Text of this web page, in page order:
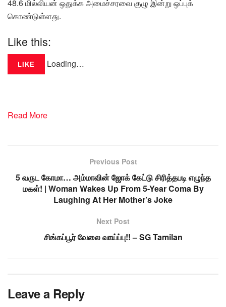
48.6 மில்லியன் ஒதுக்க அமைச்சரவை குழு இன்று ஒப்புக்
கொண்டுள்ளது.
Like this:
LIKE Loading…
Read More
Previous Post
5 வருட கோமா… அம்மாவின் ஜோக் கேட்டு சிரித்தபடி எழுந்த
மகள்! | Woman Wakes Up From 5-Year Coma By
Laughing At Her Mother’s Joke
Next Post
சிங்கப்பூர் வேலை வாய்ப்பு!! – SG Tamilan
Leave a Reply